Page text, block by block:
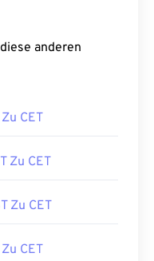
anderen
CET
Zu CET
Zu CET
CET